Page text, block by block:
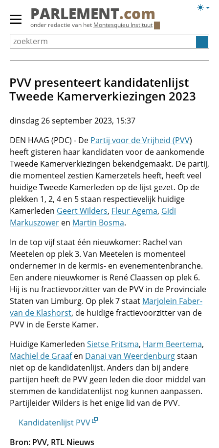
Overslaan
Primair
menu
tonen/verbergen
PARLEMENT.com
onder redactie van het Montesquieu Instituut
PVV presenteert kandidatenlijst
Tweede Kamerverkiezingen 2023
dinsdag 26 september 2023, 15:37
DEN HAAG (PDC) - De Partij voor de Vrijheid (PVV)
heeft gisteren haar kandidaten voor de aankomende
Tweede Kamerverkiezingen bekendgemaakt. De partij,
die momenteel zestien Kamerzetels heeft, heeft veel
huidige Tweede Kamerleden op de lijst gezet. Op de
plekken 1, 2, 4 en 5 staan respectievelijk huidige
Kamerleden Geert Wilders, Fleur Agema, Gidi
Markuszower en Martin Bosma.
In de top vijf staat één nieuwkomer: Rachel van
Meetelen op plek 3. Van Meetelen is momenteel
ondernemer in de kermis- en evenementenbranche.
Een andere nieuwkomer is René Claassen op plek 6.
Hij is nu fractievoorzitter van de PVV in de Provinciale
Staten van Limburg. Op plek 7 staat Marjolein Faber-
van de Klashorst, de huidige fractievoorzitter van de
PVV in de Eerste Kamer.
Huidige Kamerleden Sietse Fritsma, Harm Beertema,
Machiel de Graafen Danai van Weerdenburgstaan
niet op de kandidatenlijst. Anders dan bij andere
partijen heeft de PVV geen leden die door middel van
stemmen de kandidatenlijst nog kunnen aanpassen.
Partijleider Wilders is het enige lid van de PVV.
Kandidatenlijst PVV
Bron: PVV, RTL Nieuws